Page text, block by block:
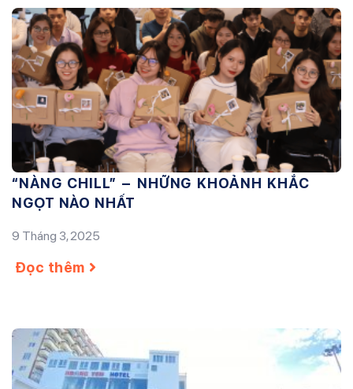
“NÀNG CHILL” – NHỮNG KHOẢNH KHẮC
NGỌT NÀO NHẤT
9 Tháng 3, 2025
Đọc thêm